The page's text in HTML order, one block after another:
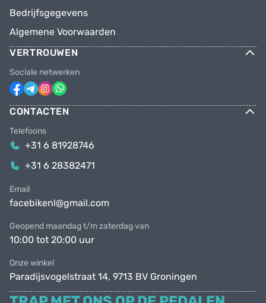
Bedrijfsgegevens
Algemene Voorwaarden
VERTROUWEN
Sociale netwerken
CONTACTEN
Telefoons
+31 6 81928746
+31 6 28382471
Email
facebikenl@gmail.com
Geopend maandag t/m zaterdag van
10:00 tot 20:00 uur
Onze winkel
Paradijsvogelstraat 14, 9713 BV Groningen